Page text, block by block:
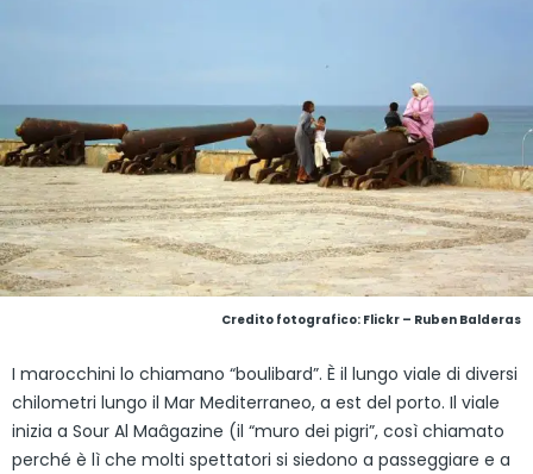
Credito fotografico: Flickr – Ruben Balderas
I marocchini lo chiamano “boulibard”. È il lungo viale di diversi
chilometri lungo il Mar Mediterraneo, a est del porto. Il viale
inizia a Sour Al Maâgazine (il “muro dei pigri”, così chiamato
perché è lì che molti spettatori si siedono a passeggiare e a